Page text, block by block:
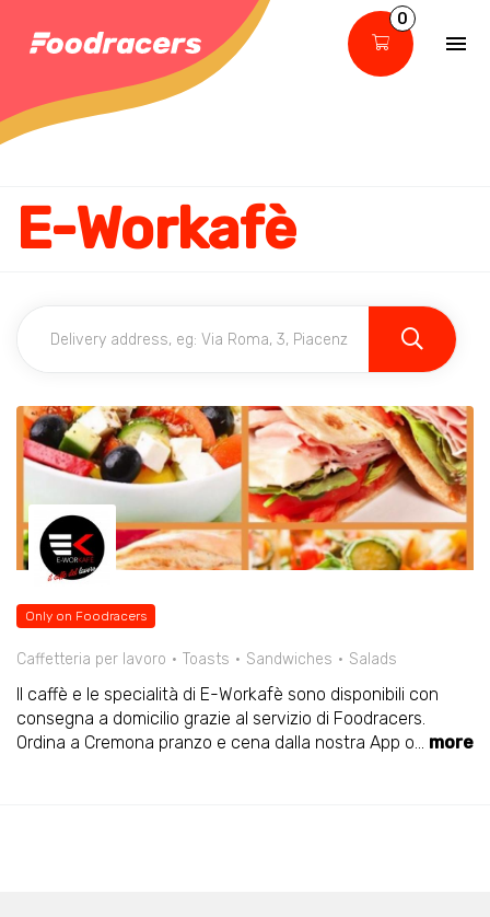
0
E-Workafè
Only on Foodracers
Caffetteria per lavoro Toasts Sandwiches Salads
Il caffè e le specialità di E-Workafè sono disponibili con
consegna a domicilio grazie al servizio di Foodracers.
Ordina a Cremona pranzo e cena dalla nostra App o... more